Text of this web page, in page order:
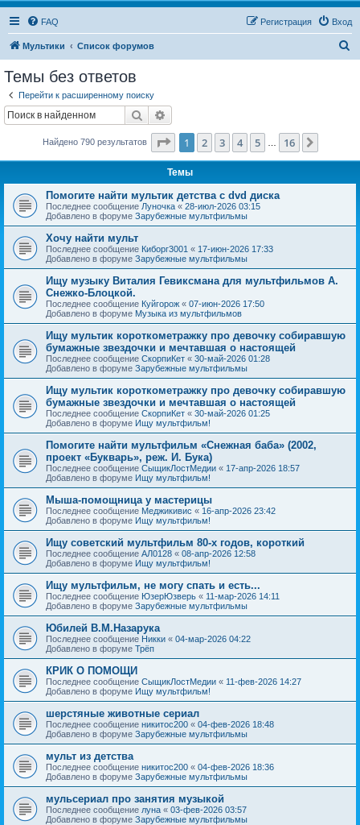
FAQ Вход
Регистрация
Мультики Список форумов
Темы без ответов
Перейти к расширенному поиску
Поиск
Найдено 790 результатов Страница из 16
1 2 3 4 5 16
Темы
Помогите найти мультик детства с dvd диска
Последнее сообщение Луночка « 28-июл-2026 03:15
Добавлено в форуме Зарубежные мультфильмы
Хочу найти мульт
Последнее сообщение Киборг3001 « 17-июн-2026 17:33
Добавлено в форуме Зарубежные мультфильмы
Ищу музыку Виталия Гевиксмана для мультфильмов А.
Снежко-Блоцкой.
Последнее сообщение Куйгорож « 07-июн-2026 17:50
Добавлено в форуме Музыка из мультфильмов
Ищу мультик короткометражку про девочку собиравшую
бумажные звездочки и мечтавшая о настоящей
Последнее сообщение СкорпиКет « 30-май-2026 01:28
Добавлено в форуме Зарубежные мультфильмы
Ищу мультик короткометражку про девочку собиравшую
бумажные звездочки и мечтавшая о настоящей
Последнее сообщение СкорпиКет « 30-май-2026 01:25
Добавлено в форуме Ищу мультфильм!
Помогите найти мультфильм «Снежная баба» (2002,
проект «Букварь», реж. И. Бука)
Последнее сообщение СыщикЛостМедии « 17-апр-2026 18:57
Добавлено в форуме Ищу мультфильм!
Мыша-помощница у мастерицы
Последнее сообщение Меджикивис « 16-апр-2026 23:42
Добавлено в форуме Ищу мультфильм!
Ищу советский мультфильм 80-х годов, короткий
Последнее сообщение АЛ0128 « 08-апр-2026 12:58
Добавлено в форуме Ищу мультфильм!
Ищу мультфильм, не могу спать и есть...
Последнее сообщение ЮзерЮзверь « 11-мар-2026 14:11
Добавлено в форуме Зарубежные мультфильмы
Юбилей В.М.Назарука
Последнее сообщение Никки « 04-мар-2026 04:22
Добавлено в форуме Трёп
КРИК О ПОМОЩИ
Последнее сообщение СыщикЛостМедии « 11-фев-2026 14:27
Добавлено в форуме Ищу мультфильм!
шерстяные животные сериал
Последнее сообщение никитос200 « 04-фев-2026 18:48
Добавлено в форуме Зарубежные мультфильмы
мульт из детства
Последнее сообщение никитос200 « 04-фев-2026 18:36
Добавлено в форуме Зарубежные мультфильмы
мульсериал про занятия музыкой
Последнее сообщение луна « 03-фев-2026 03:57
Добавлено в форуме Зарубежные мультфильмы